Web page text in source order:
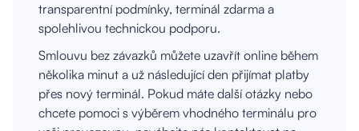
transparentní podmínky, terminál zdarma a
spolehlivou technickou podporu.
Smlouvu bez závazků můžete uzavřít online během
několika minut a už následující den přijímat platby
přes nový terminál. Pokud máte další otázky nebo
chcete pomoci s výběrem vhodného terminálu pro